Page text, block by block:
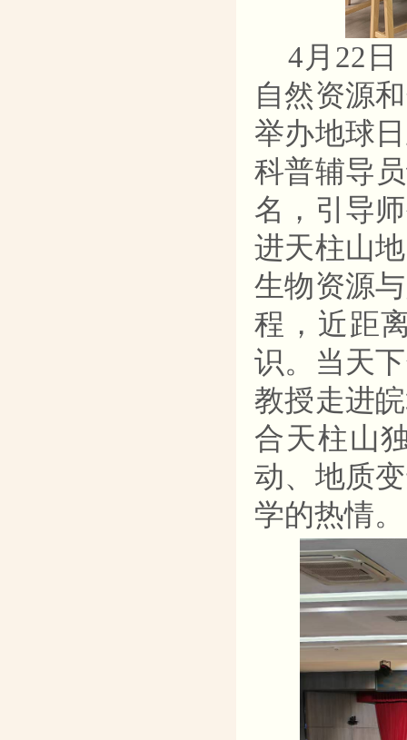
4月22
自然资源
举办地球
科普辅导
名，引导
进天柱山
生物资源
程，近距
识。当天
教授走进
合天柱山
动、地质
学的热情。